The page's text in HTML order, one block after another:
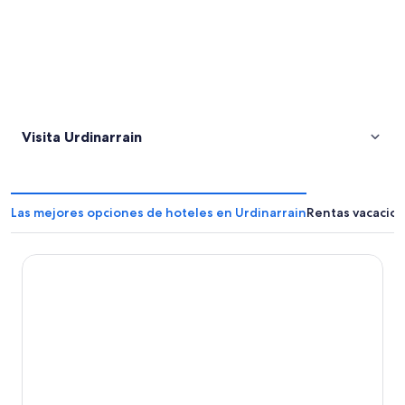
Visita Urdinarrain
Las mejores opciones de hoteles en UrdinarrainRentas
Casa en Gilbert, Entre Rios